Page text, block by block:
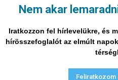
Nem akar
Iratkozzon fel hírlevelükre, és
hírösszefoglalót az elmúlt
Feliratkozom
vannak a
2026-08-03
Adatvédelmi nyilatkozat